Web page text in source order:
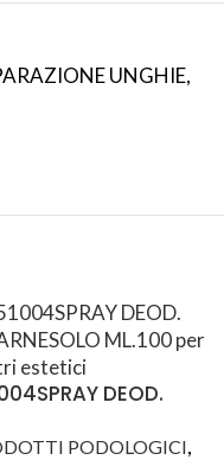
UNGHIE,
DEOD.
PODOLOGICI,